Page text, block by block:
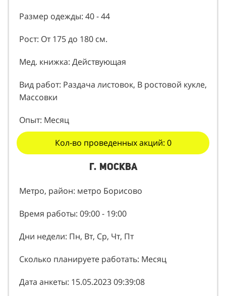
Размер одежды: 40 - 44
Рост: От 175 до 180 см.
Мед. книжка: Действующая
Вид работ: Раздача листовок, В ростовой кукле,
Массовки
Опыт: Месяц
Кол-во проведенных акций: 0
г. Москва
Метро, район: метро Борисово
Время работы: 09:00 - 19:00
Дни недели: Пн, Вт, Ср, Чт, Пт
Сколько планируете работать: Месяц
Дата анкеты: 15.05.2023 09:39:08